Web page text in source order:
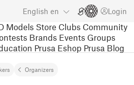
English en Login
Models Store Clubs Community
Brands Events Groups
Prusa Eshop Prusa Blog
Organizers